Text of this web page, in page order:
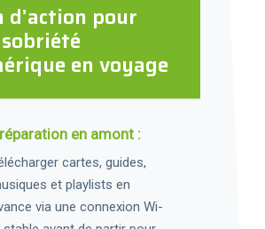
d’action pour
en voyage
en amont :
cartes, guides,
et playlists en
via une connexion Wi-